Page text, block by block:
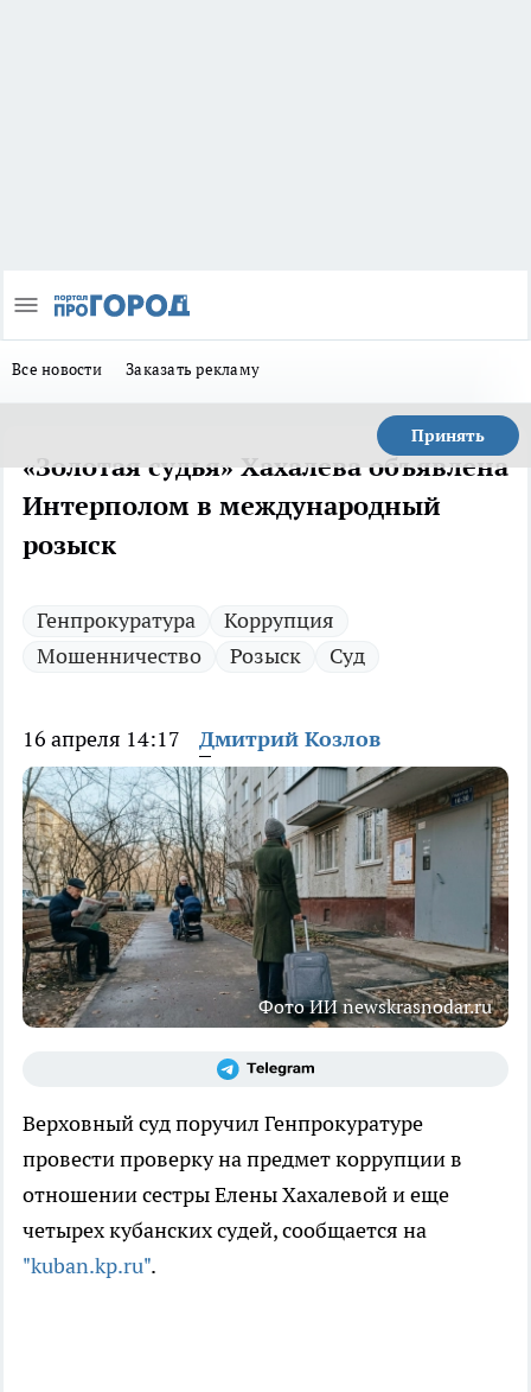
Все новости Заказать рекламу
Принять
«Золотая судья» Хахалева объявлена
Интерполом в международный
розыск
Генпрокуратура
Коррупция
Мошенничество
Розыск Суд
16 апреля 14:17 Дмитрий Козлов
Фото ИИ newskrasnodar.ru
Верховный суд поручил Генпрокуратуре
провести проверку на предмет коррупции в
отношении сестры Елены Хахалевой и еще
четырех кубанских судей, сообщается на
"kuban.kp.ru".